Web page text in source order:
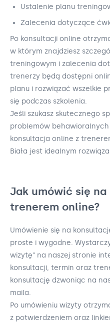
Ustalenie planu
Zalecenia dotyczące
Po konsultacji online
w którym znajdziesz
treningowym i zalecenia
trenerzy będą dostępni
planu i rozwiązać wszelkie
się podczas szkolenia.
Jeśli szukasz skutecznego
problemów behawioralnych
konsultacja online z
Biała jest idealnym
Jak umówić się
trenerem online?
Umówienie się na
proste i wygodne.
wizytę" na naszej stronie
konsultacji, termin oraz
konsultację dzwoniąc na
maila.
Po umówieniu wizyty
z potwierdzeniem oraz